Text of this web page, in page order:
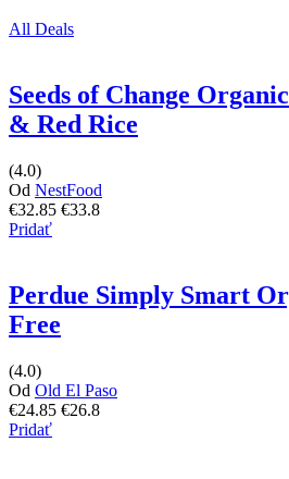
All Deals
Seeds of Change
& Red Rice
(4.0)
Od NestFood
€32.85 €33.8
Pridať
Perdue Simply Smart
Free
(4.0)
Od Old El Paso
€24.85 €26.8
Pridať